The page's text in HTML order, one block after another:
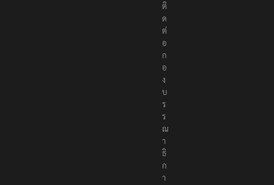
ติ
ด
ต่
อ
ก
อ
ง
บ
ร
ร
ณ
า
ธิ
ก
า